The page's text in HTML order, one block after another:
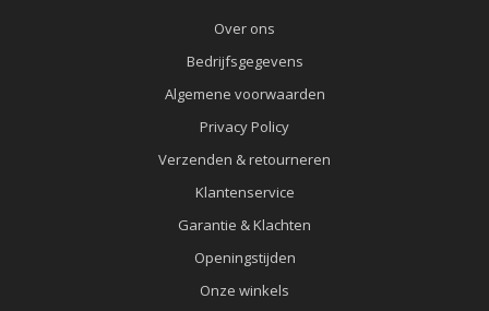
Over ons
Bedrijfsgegevens
Algemene voorwaarden
Privacy Policy
Verzenden & retourneren
Klantenservice
Garantie & Klachten
Openingstijden
Onze winkels